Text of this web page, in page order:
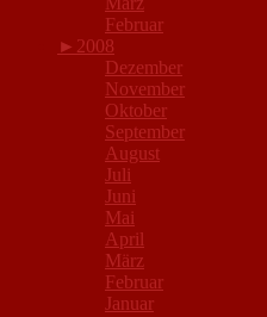
Februar
► 2008
Dezember
November
Oktober
September
August
Juli
Juni
Mai
April
März
Februar
Januar